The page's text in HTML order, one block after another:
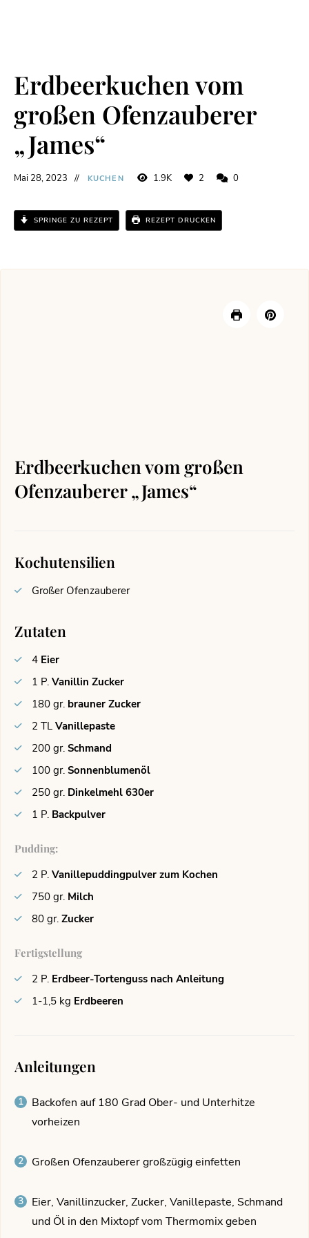
Erdbeerkuchen vom
großen Ofenzauberer
„James“
Mai 28, 2023 KUCHEN 1.9K 2 0
SPRINGE ZU REZEPT REZEPT DRUCKEN
Erdbeerkuchen vom großen
Ofenzauberer „James“
Kochutensilien
Großer Ofenzauberer
Zutaten
4 Eier
1 P. Vanillin Zucker
180 gr. brauner Zucker
2 TL Vanillepaste
200 gr. Schmand
100 gr. Sonnenblumenöl
250 gr. Dinkelmehl 630er
1 P. Backpulver
Pudding:
2 P. Vanillepuddingpulver zum Kochen
750 gr. Milch
80 gr. Zucker
Fertigstellung
2 P. Erdbeer-Tortenguss nach Anleitung
1-1,5 kg Erdbeeren
Anleitungen
Backofen auf 180 Grad Ober- und Unterhitze
vorheizen
Großen Ofenzauberer großzügig einfetten
Eier, Vanillinzucker, Zucker, Vanillepaste, Schmand
und Öl in den Mixtopf vom Thermomix geben